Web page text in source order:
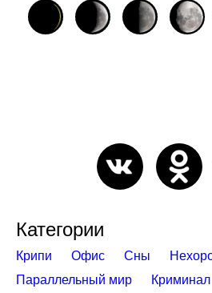
Категории
Крипи Офис Сны
Параллельный мир
Криминал